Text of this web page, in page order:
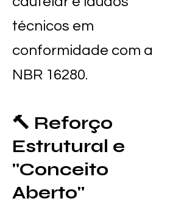
técnicos em
conformidade com a
NBR 16280.
🔨 Reforço
Estrutural e
"Conceito
Aberto"